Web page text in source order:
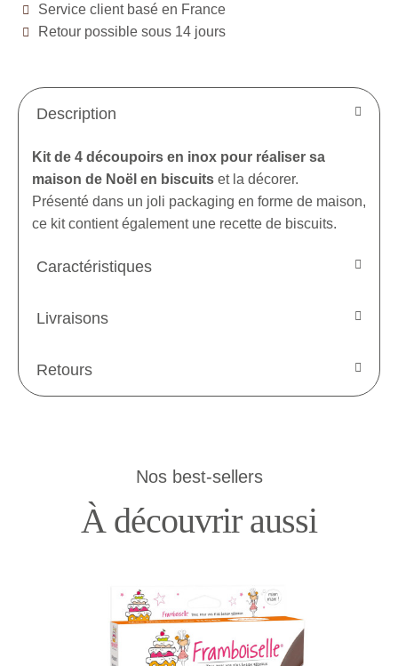
Service client basé en France
Retour possible sous 14 jours
Description
Kit de 4 découpoirs en inox pour réaliser sa
maison de Noël en biscuits et la décorer.
Présenté dans un joli packaging en forme de maison,
ce kit contient également une recette de biscuits.
Caractéristiques
Livraisons
Retours
Nos best-sellers
À découvrir aussi